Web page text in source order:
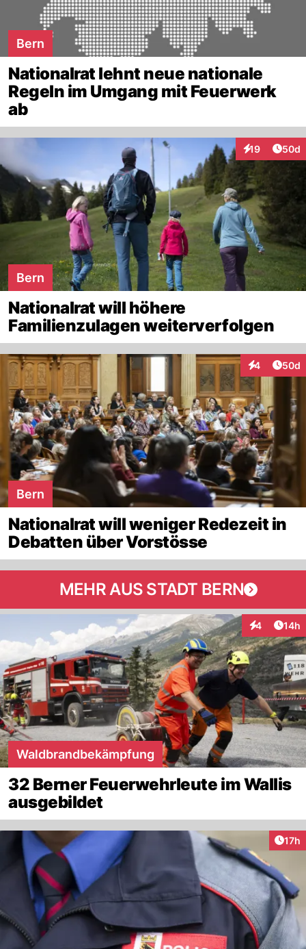
Bern
Nationalrat lehnt neue nationale
Regeln im Umgang mit Feuerwerk
ab
19
Interaktionen
50d
Bern
Nationalrat will höhere
Familienzulagen weiterverfolgen
4
Interaktionen
50d
Bern
Nationalrat will weniger Redezeit in
Debatten über Vorstösse
MEHR AUS STADT BERN
4
Interaktionen
14h
Waldbrandbekämpfung
32 Berner Feuerwehrleute im Wallis
ausgebildet
17h